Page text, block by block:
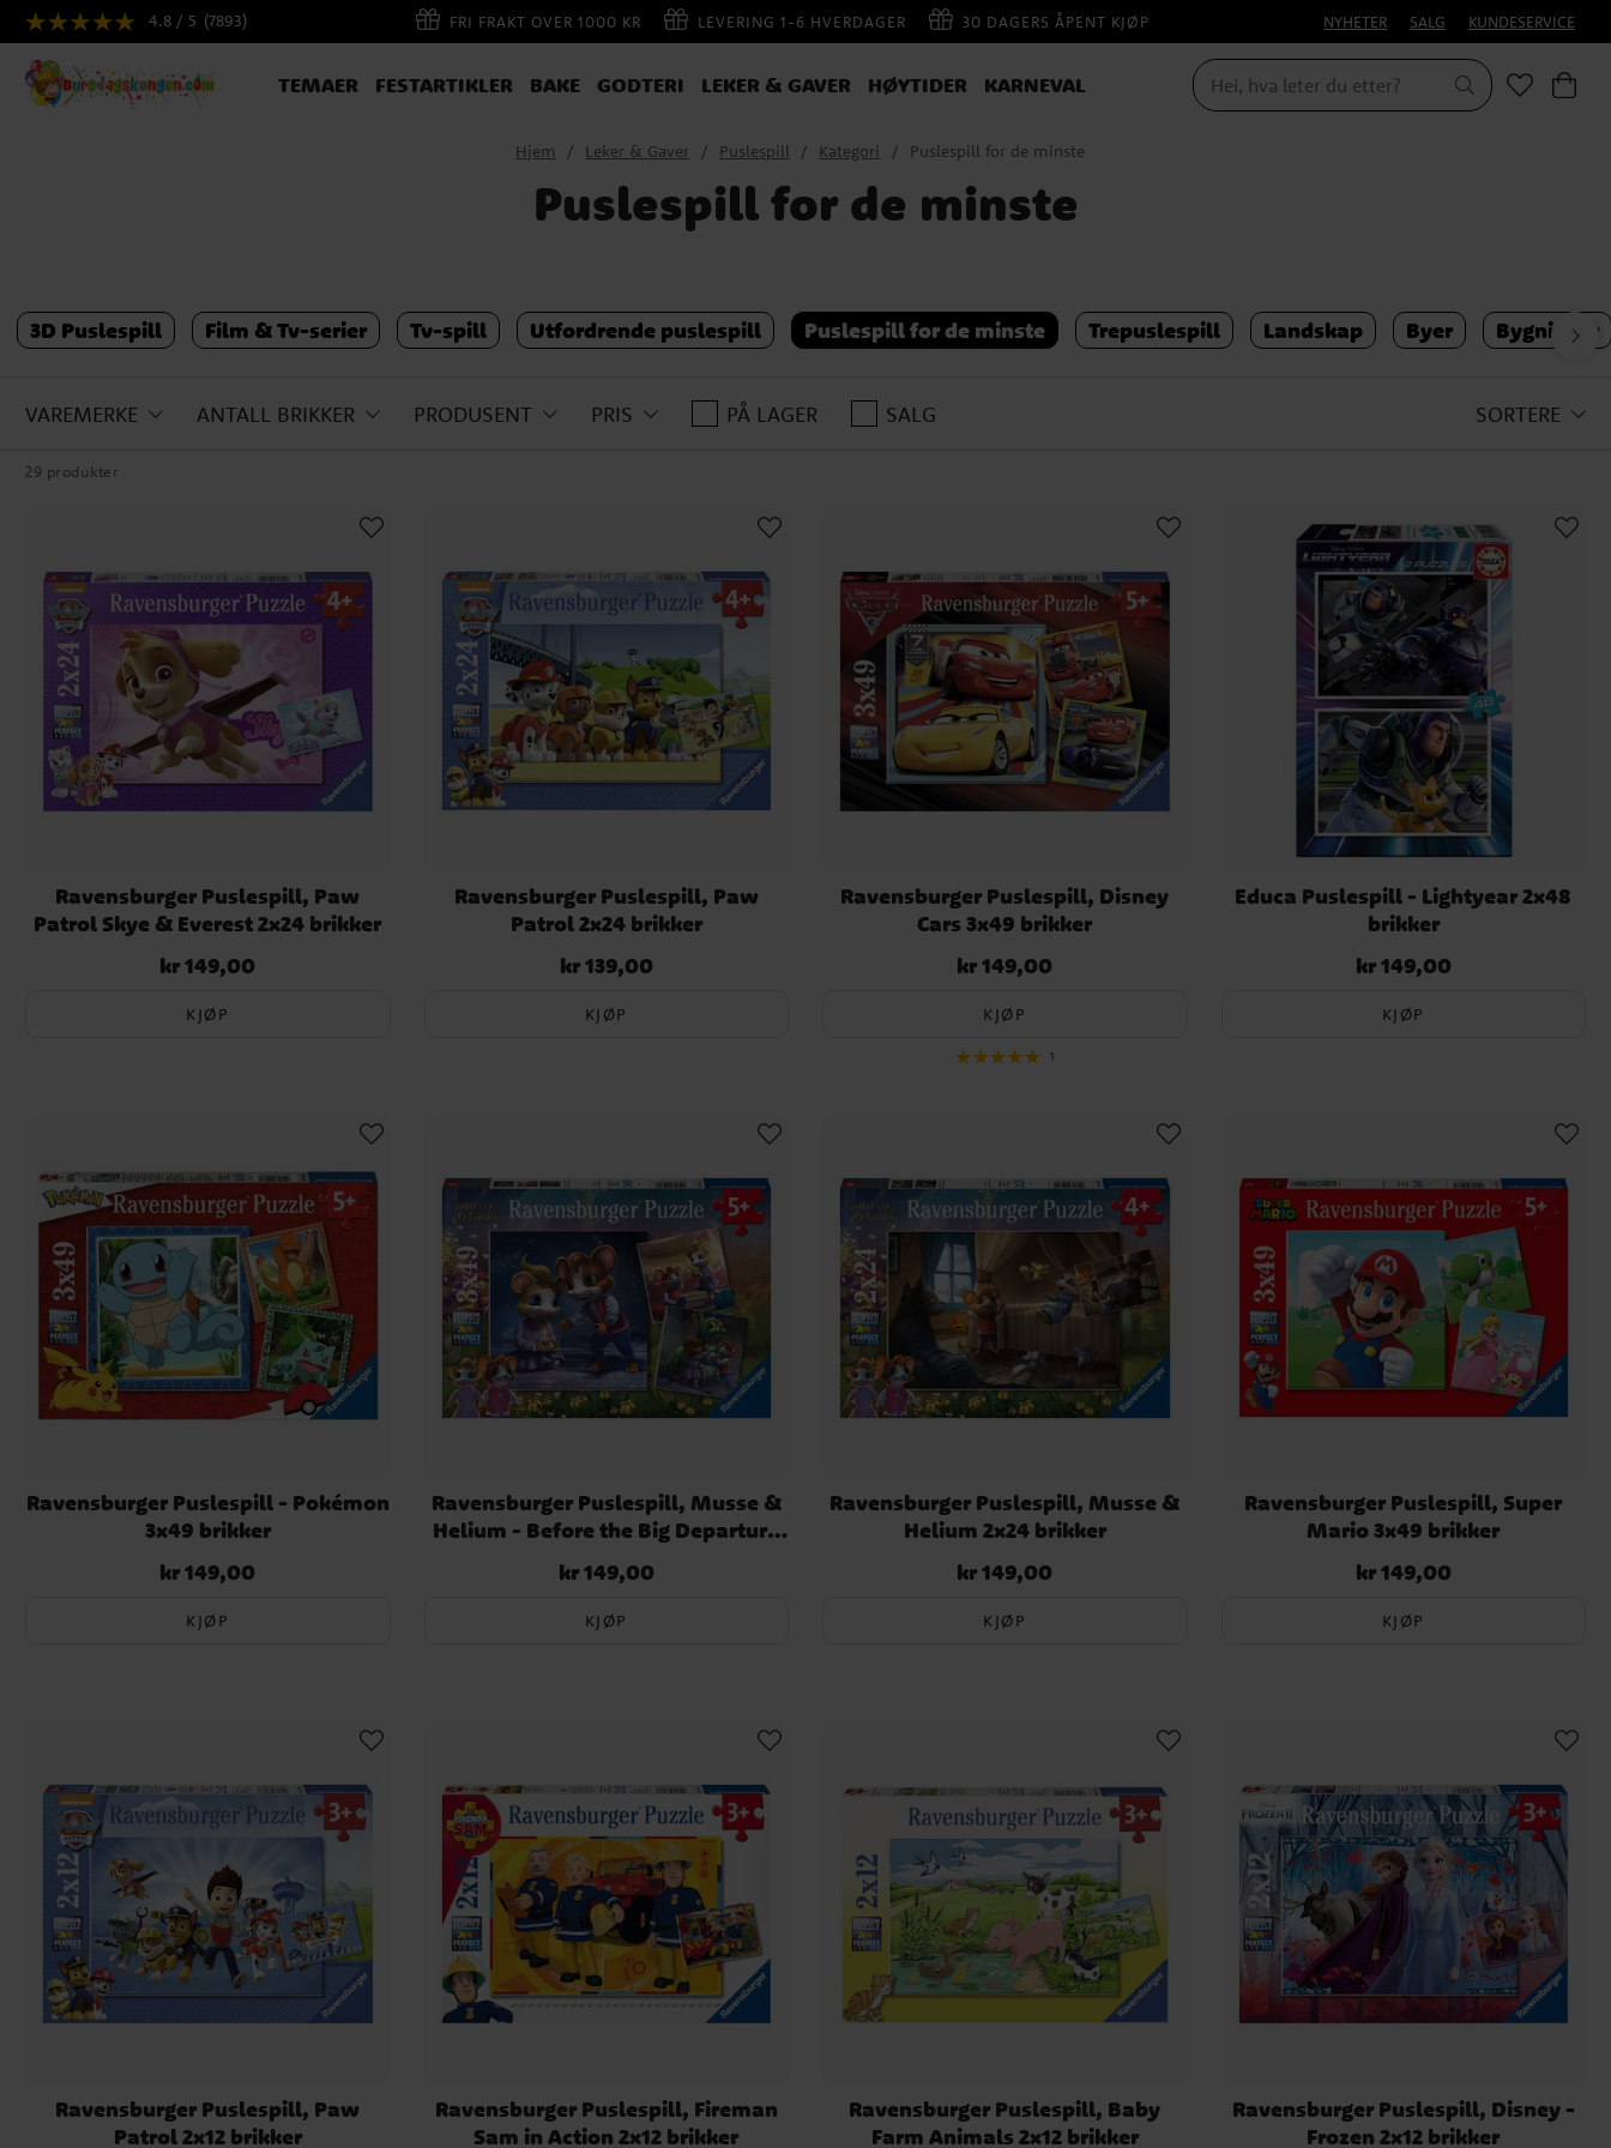
4.8 / 5 (7893) FRI FRAKT OVER 1000 KR LEVERING 1-6 HVERDAGER 30 DAGERS ÅPENT KJØP NYHETER SALG KUNDESERVICE
TEMAER FESTARTIKLER BAKE GODTERI LEKER & GAVER HØYTIDER KARNEVAL
Hjem Leker & Gaver Puslespill Kategori Puslespill for de minste
Puslespill for de minste
3D Puslespill Film & Tv-serier Tv-spill Utfordrende puslespill Puslespill for de minste Trepuslespill Landskap Byer Bygninger
VAREMERKE ANTALL BRIKKER PRODUSENT PRIS PÅ LAGER SALG SORTERE
29 produkter
Ravensburger Puslespill, Paw
Patrol Skye & Everest 2x24 brikker
Pris :kr 149,00
kr 149,00
KJØP
Ravensburger Puslespill, Paw
Patrol 2x24 brikker
Pris :kr 139,00
kr 139,00
KJØP
Ravensburger Puslespill, Disney
Cars 3x49 brikker
Pris :kr 149,00
kr 149,00
KJØP
1
Educa Puslespill - Lightyear 2x48
brikker
Pris :kr 149,00
kr 149,00
KJØP
Ravensburger Puslespill - Pokémon
3x49 brikker
Pris :kr 149,00
kr 149,00
KJØP
Ravensburger Puslespill, Musse &
Helium - Before the Big Departure
3x49 brikker
Pris :kr 149,00
kr 149,00
KJØP
Ravensburger Puslespill, Musse &
Helium 2x24 brikker
Pris :kr 149,00
kr 149,00
KJØP
Ravensburger Puslespill, Super
Mario 3x49 brikker
Pris :kr 149,00
kr 149,00
KJØP
Ravensburger Puslespill, Paw
Patrol 2x12 brikker
Ravensburger Puslespill, Fireman
Sam in Action 2x12 brikker
Ravensburger Puslespill, Baby
Farm Animals 2x12 brikker
Ravensburger Puslespill, Disney -
Frozen 2x12 brikker